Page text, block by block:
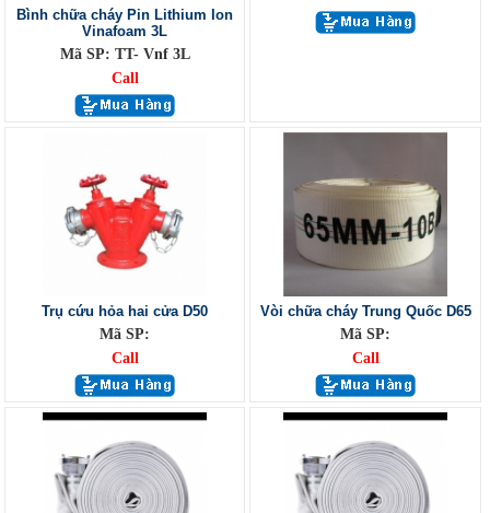
Bình chữa cháy Pin Lithium Ion
Vinafoam 3L
Mã SP: TT- Vnf 3L
Call
Trụ cứu hỏa hai cửa D50
Mã SP:
Call
Vòi chữa cháy Trung Quốc D65
Mã SP:
Call